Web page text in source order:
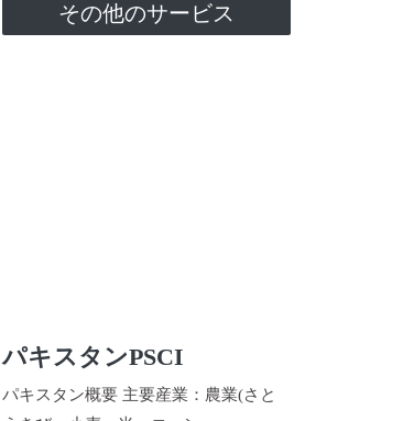
その他のサービス
パキスタンPSCI
パキスタン概要 主要産業：農業(さと